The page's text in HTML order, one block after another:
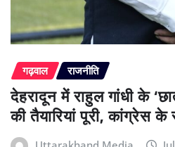
गढ़वाल राजनीति
देहरादून में राहुल गांधी के
की तैयारियां पूरी, कांग्रेस